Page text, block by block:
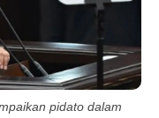
pidato dalam